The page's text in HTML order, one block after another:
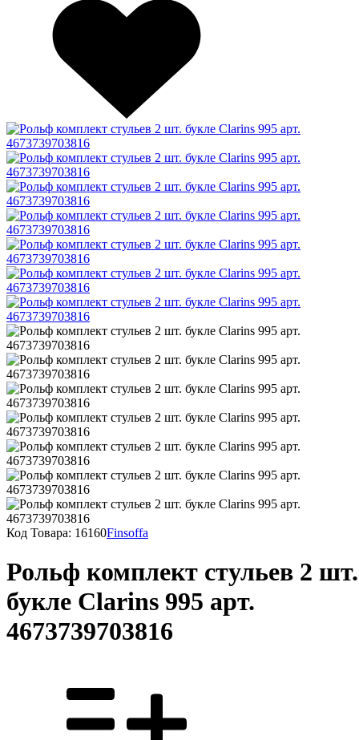
Код Товара: 16160Finsoffa
Рольф комплект стульев 2 шт.
букле Clarins 995 арт.
4673739703816